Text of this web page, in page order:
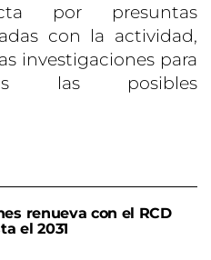
por presuntas
con la actividad,
investigaciones para
las posibles
renueva con el RCD
el 2031